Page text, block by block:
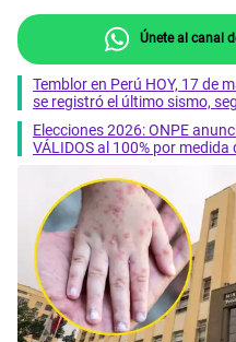
Únete al canal
Temblor en Perú HOY, 17 de
se registró el último sismo,
Elecciones 2026: ONPE
VÁLIDOS al 100% por